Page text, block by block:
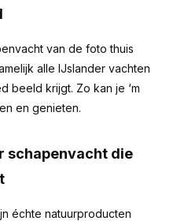
van de foto thuis
alle IJslander vachten
beeld krijgt. Zo kan je ‘m
en genieten.
schapenvacht die
échte natuurproducten